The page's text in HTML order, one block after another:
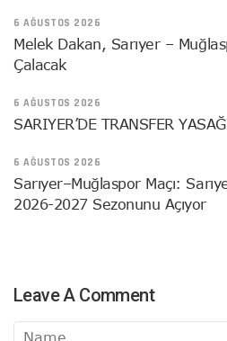
6 AĞUSTOS 2026
Melek Dakan, Sarıyer –
Çalacak
6 AĞUSTOS 2026
SARIYER’DE TRANSFER
6 AĞUSTOS 2026
Sarıyer–Muğlaspor Maçı:
2026-2027 Sezonunu Açıyor
Leave A Comment